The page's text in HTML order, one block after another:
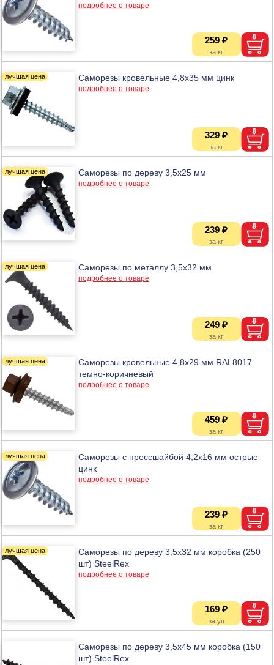
подробнее о товаре
259 ₽
Саморезы кровельные 4,8х35 мм цинк
подробнее о товаре
329 ₽
Саморезы по дереву 3,5х25 мм
подробнее о товаре
239 ₽
Саморезы по металлу 3,5х32 мм
подробнее о товаре
249 ₽
Саморезы кровельные 4,8х29 мм RAL8017
темно-коричневый
подробнее о товаре
459 ₽
Саморезы с прессшайбой 4,2х16 мм острые
цинк
подробнее о товаре
239 ₽
Саморезы по дереву 3,5х32 мм коробка (250
шт) SteelRex
подробнее о товаре
169 ₽
Саморезы по дереву 3,5х45 мм коробка (150
шт) SteelRex